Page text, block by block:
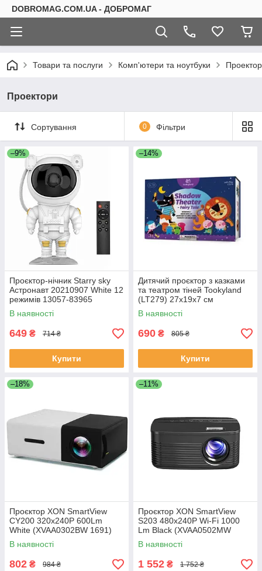
DOBROMAG.COM.UA - ДОБРОМАГ
Товари та послуги Комп'ютери та ноутбуки
Проектори
Сортування 0 Фільтри
–9%
Проєктор-нічник Starry sky
Астронавт 20210907 White 12
режимів 13057-83965
В наявності
649 ₴ 714 ₴
Купити
–14%
Дитячий проєктор з казками
та театром тіней Tookyland
(LT279) 27х19х7 см
Різнобарвний
В наявності
690 ₴ 805 ₴
Купити
–18%
Проєктор XON SmartView
CY200 320x240P 600Lm
White (XVAA0302BW 1691)
В наявності
802 ₴ 984 ₴
–11%
Проєктор XON SmartView
S203 480x240Р Wi-Fi 1000
Lm Black (XVAA0502MW
1738)
В наявності
1 552 ₴ 1 752 ₴